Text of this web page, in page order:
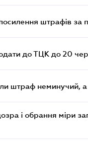
штрафів за
до ТЦК до 20
штраф неминучий, а
і обрання міри